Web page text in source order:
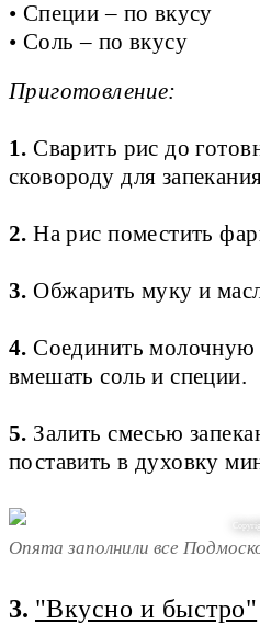
• Специи – по вкусу
• Соль – по вкусу
Приготовление:
1.Сварить рис до
сковороду для
2.На рис поместить
3. Обжарить муку и
4.Соединить молочную
вмешать соль и специи.
5. Залить смесью
поставить в духовку
Опята заполнили все
3. "Вкусно и быстро"